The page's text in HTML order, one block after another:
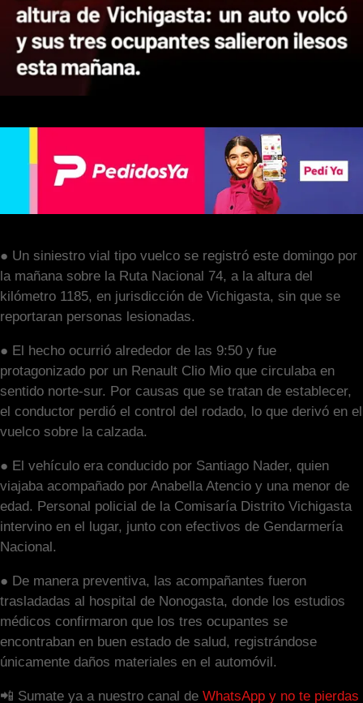
● Un siniestro vial tipo vuelco se registró este domingo por
la mañana sobre la Ruta Nacional 74, a la altura del
kilómetro 1185, en jurisdicción de Vichigasta, sin que se
reportaran personas lesionadas.
● El hecho ocurrió alrededor de las 9:50 y fue
protagonizado por un Renault Clio Mio que circulaba en
sentido norte-sur. Por causas que se tratan de establecer,
el conductor perdió el control del rodado, lo que derivó en el
vuelco sobre la calzada.
● El vehículo era conducido por Santiago Nader, quien
viajaba acompañado por Anabella Atencio y una menor de
edad. Personal policial de la Comisaría Distrito Vichigasta
intervino en el lugar, junto con efectivos de Gendarmería
Nacional.
● De manera preventiva, las acompañantes fueron
trasladadas al hospital de Nonogasta, donde los estudios
médicos confirmaron que los tres ocupantes se
encontraban en buen estado de salud, registrándose
únicamente daños materiales en el automóvil.
📲 Sumate ya a nuestro canal de WhatsApp y no te pierdas